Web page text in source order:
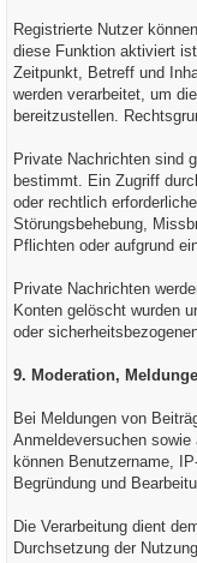
Registrierte Nutzer
diese Funktion aktiviert
Zeitpunkt, Betreff und
werden verarbeitet, um
bereitzustellen.
Private Nachrichten sind
bestimmt. Ein Zugriff
oder rechtlich
Störungsbehebung,
Pflichten oder aufgrund
Private Nachrichten
Konten gelöscht wurden
oder
9. Moderation,
Bei Meldungen von
Anmeldeversuchen
können Benutzername,
Begründung und
Die Verarbeitung dient
Durchsetzung der